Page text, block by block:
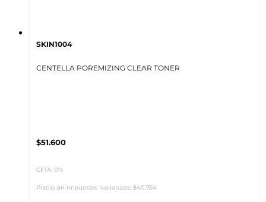
SKIN1004
CENTELLA POREMIZING CLEAR TONER
$51.600
CFTA: 0%
Precio sin impuestos nacionales:$40.764